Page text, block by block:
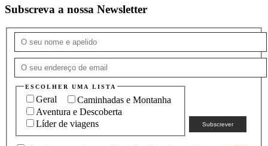
Subscreva a nossa Newsletter
ESCOLHER UMA LISTA
Geral
Caminhadas e Montanha
Aventura e Descoberta
Líder de viagens